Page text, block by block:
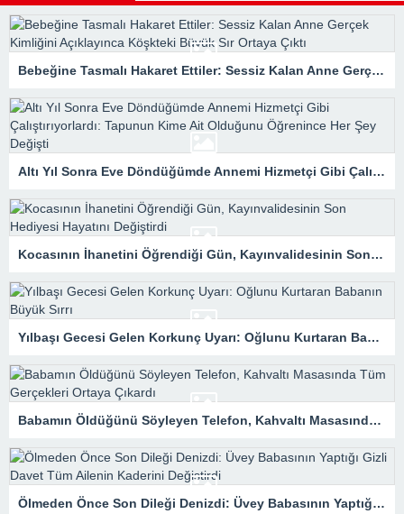
Bebeğine Tasmalı Hakaret Ettiler: Sessiz Kalan Anne Gerçek Kimliğini Açıklayınca Köşkteki Büyük Sır Ortaya Çıktı
Altı Yıl Sonra Eve Döndüğümde Annemi Hizmetçi Gibi Çalıştırıyorlardı: Tapunun Kime Ait Olduğunu Öğrenince Her Şey Değişti
Kocasının İhanetini Öğrendiği Gün, Kayınvalidesinin Son Hediyesi Hayatını Değiştirdi
Yılbaşı Gecesi Gelen Korkunç Uyarı: Oğlunu Kurtaran Babanın Büyük Sırrı
Babamın Öldüğünü Söyleyen Telefon, Kahvaltı Masasında Tüm Gerçekleri Ortaya Çıkardı
Ölmeden Önce Son Dileği Denizdi: Üvey Babasının Yaptığı Gizli Davet Tüm Ailenin Kaderini Değiştirdi